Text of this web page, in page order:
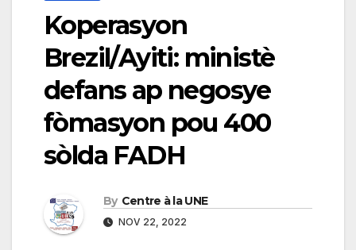
Koperasyon
Brezil/Ayiti: ministè
defans ap negosye
fòmasyon pou 400
sòlda FADH
By Centre à la UNE
NOV 22, 2022